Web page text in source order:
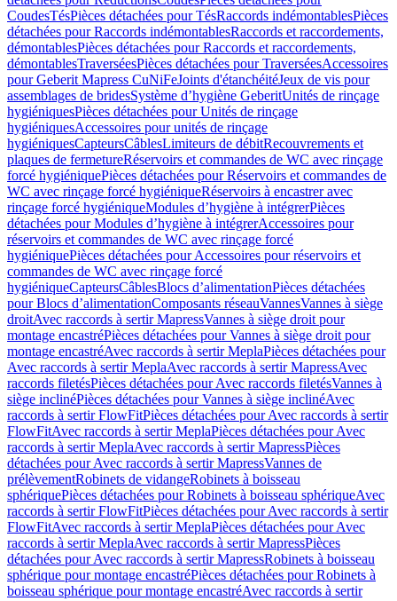
CoudesTésPièces détachées pour TésRaccords indémontablesPièces
détachées pour Raccords indémontablesRaccords et raccordements,
démontablesPièces détachées pour Raccords et raccordements,
démontablesTraverséesPièces détachées pour TraverséesAccessoires
pour Geberit Mapress CuNiFeJoints d'étanchéitéJeux de vis pour
assemblages de bridesSystème d’hygiène GeberitUnités de rinçage
hygiéniquesPièces détachées pour Unités de rinçage
hygiéniquesAccessoires pour unités de rinçage
hygiéniquesCapteursCâblesLimiteurs de débitRecouvrements et
plaques de fermetureRéservoirs et commandes de WC avec rinçage
forcé hygiéniquePièces détachées pour Réservoirs et commandes de
WC avec rinçage forcé hygiéniqueRéservoirs à encastrer avec
rinçage forcé hygiéniqueModules d’hygiène à intégrerPièces
détachées pour Modules d’hygiène à intégrerAccessoires pour
réservoirs et commandes de WC avec rinçage forcé
hygiéniquePièces détachées pour Accessoires pour réservoirs et
commandes de WC avec rinçage forcé
hygiéniqueCapteursCâblesBlocs d’alimentationPièces détachées
pour Blocs d’alimentationComposants réseauVannesVannes à siège
droitAvec raccords à sertir MapressVannes à siège droit pour
montage encastréPièces détachées pour Vannes à siège droit pour
montage encastréAvec raccords à sertir MeplaPièces détachées pour
Avec raccords à sertir MeplaAvec raccords à sertir MapressAvec
raccords filetésPièces détachées pour Avec raccords filetésVannes à
siège inclinéPièces détachées pour Vannes à siège inclinéAvec
raccords à sertir FlowFitPièces détachées pour Avec raccords à sertir
FlowFitAvec raccords à sertir MeplaPièces détachées pour Avec
raccords à sertir MeplaAvec raccords à sertir MapressPièces
détachées pour Avec raccords à sertir MapressVannes de
prélèvementRobinets de vidangeRobinets à boisseau
sphériquePièces détachées pour Robinets à boisseau sphériqueAvec
raccords à sertir FlowFitPièces détachées pour Avec raccords à sertir
FlowFitAvec raccords à sertir MeplaPièces détachées pour Avec
raccords à sertir MeplaAvec raccords à sertir MapressPièces
détachées pour Avec raccords à sertir MapressRobinets à boisseau
sphérique pour montage encastréPièces détachées pour Robinets à
boisseau sphérique pour montage encastréAvec raccords à sertir